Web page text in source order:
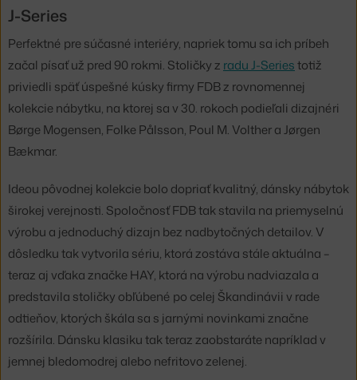
J-Series
Perfektné pre súčasné interiéry, napriek tomu sa ich príbeh
začal písať už pred 90 rokmi. Stoličky z radu J-Seriestotiž
priviedli späť úspešné kúsky firmy FDB z rovnomennej
kolekcie nábytku, na ktorej sa v 30. rokoch podieľali dizajnéri
Børge Mogensen, Folke Pålsson, Poul M. Volther a Jørgen
Bækmar.
Ideou pôvodnej kolekcie bolo dopriať kvalitný, dánsky nábytok
širokej verejnosti. Spoločnosť FDB tak stavila na priemyselnú
výrobu a jednoduchý dizajn bez nadbytočných detailov. V
dôsledku tak vytvorila sériu, ktorá zostáva stále aktuálna –
teraz aj vďaka značke HAY, ktorá na výrobu nadviazala a
predstavila stoličky obľúbené po celej Škandinávii v rade
odtieňov, ktorých škála sa s jarnými novinkami značne
rozšírila. Dánsku klasiku tak teraz zaobstaráte napríklad v
jemnej bledomodrej alebo nefritovo zelenej.